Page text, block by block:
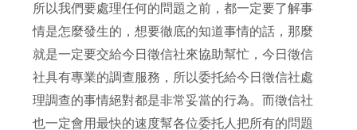
所以我們要處理任何的問題之前，都一定要了解事
情是怎麼發生的，想要徹底的知道事情的話，那麼
就是一定要交給今日徵信社來協助幫忙，今日徵信
社具有專業的調查服務，所以委托給今日徵信社處
理調查的事情絕對都是非常妥當的行為。而徵信社
也一定會用最快的速度幫各位委托人把所有的問題